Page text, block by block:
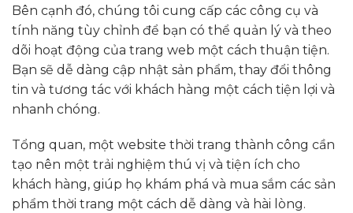
Bên cạnh đó, chúng tôi cung cấp các công cụ và
tính năng tùy chỉnh để bạn có thể quản lý và theo
dõi hoạt động của trang web một cách thuận tiện.
Bạn sẽ dễ dàng cập nhật sản phẩm, thay đổi thông
tin và tương tác với khách hàng một cách tiện lợi và
nhanh chóng.
Tổng quan, một website thời trang thành công cần
tạo nên một trải nghiệm thú vị và tiện ích cho
khách hàng, giúp họ khám phá và mua sắm các sản
phẩm thời trang một cách dễ dàng và hài lòng.